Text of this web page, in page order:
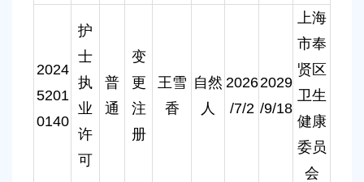
2024
5201
0140
护
士
执
业
许
可
普
通
变
更
注
册
王雪
香
自然
人
2026
/7/2
2029
/9/18
上海
市奉
贤区
卫生
健康
委员
会